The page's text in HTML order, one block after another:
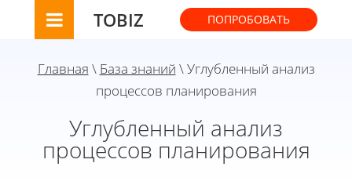
TOBIZ ПОПРОБОВАТЬ
Главная \ База знаний \ Углубленный анализ
процессов планирования
Углубленный анализ
процессов планирования